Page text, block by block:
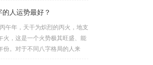
）这是所有安星的第一步，至关
：紫微天机星逆行，隔一阳武天
：大安：位于食指根部，属木，
水，玄武，主数2、7、8，凶。
中指指尖，属火，朱雀，主数
。赤口：位于无名指指尖，属
人运势最好？
午年，天干为炽烈的丙火，地支
火，这是一个火势极其旺盛、能
份。对于不同八字格局的人来